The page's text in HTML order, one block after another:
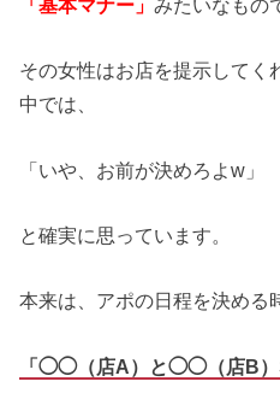
「基本マナー」みたいなもの
その女性はお店を提示してく
中では、
「いや、お前が決めろよw」
と確実に思っています。
本来は、アポの日程を決める
「◯◯（店A）と◯◯（店B）